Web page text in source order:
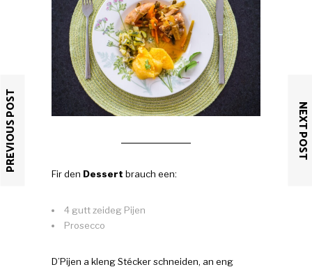
Fir den Dessert brauch een:
4 gutt zeideg Pijen
Prosecco
D’Pijen a kleng Stécker schneiden, an eng
PREVIOUS POST NEXT POST